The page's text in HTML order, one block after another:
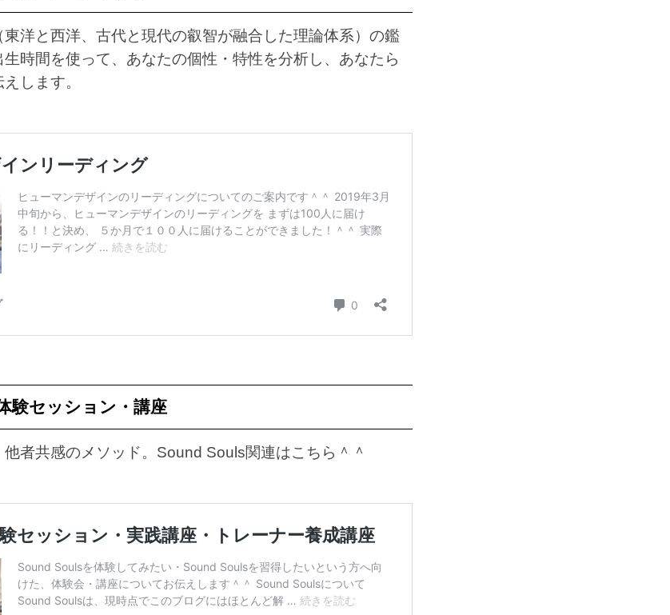
東洋と西洋、古代と現代の叡智が融合した理論体系）の鑑
時間を使って、あなたの個性・特性を分析し、あなたら
します。
セッション・講座
者共感のメソッド。Sound Souls関連はこちら＾＾